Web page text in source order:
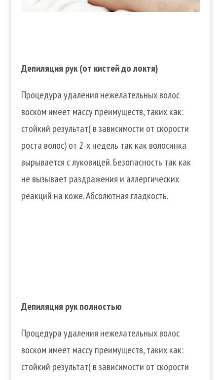
Депиляция рук (от кистей до локтя)
Процедура удаления нежелательных волос
воском имеет массу преимуществ, таких как:
стойкий результат( в зависимости от скорости
роста волос) от 2-х недель так как волосинка
вырывается с луковицей. Безопасность так как
не вызывает раздражения и аллергических
реакций на коже. Абсолютная гладкость.
Депиляция рук полностью
Процедура удаления нежелательных волос
воском имеет массу преимуществ, таких как:
стойкий результат( в зависимости от скорости